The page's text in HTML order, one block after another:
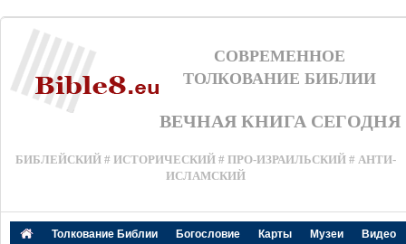
СОВРЕМЕННОЕ
ТОЛКОВАНИЕ БИБЛИИ
ВЕЧНАЯ КНИГА СЕГОДНЯ
БИБЛЕЙСКИЙ # ИСТОРИЧЕСКИЙ # ПРО-ИЗРАИЛЬСКИЙ # АНТИ-
ИСЛАМСКИЙ
Толкование Библии Богословие Карты Музеи Видео